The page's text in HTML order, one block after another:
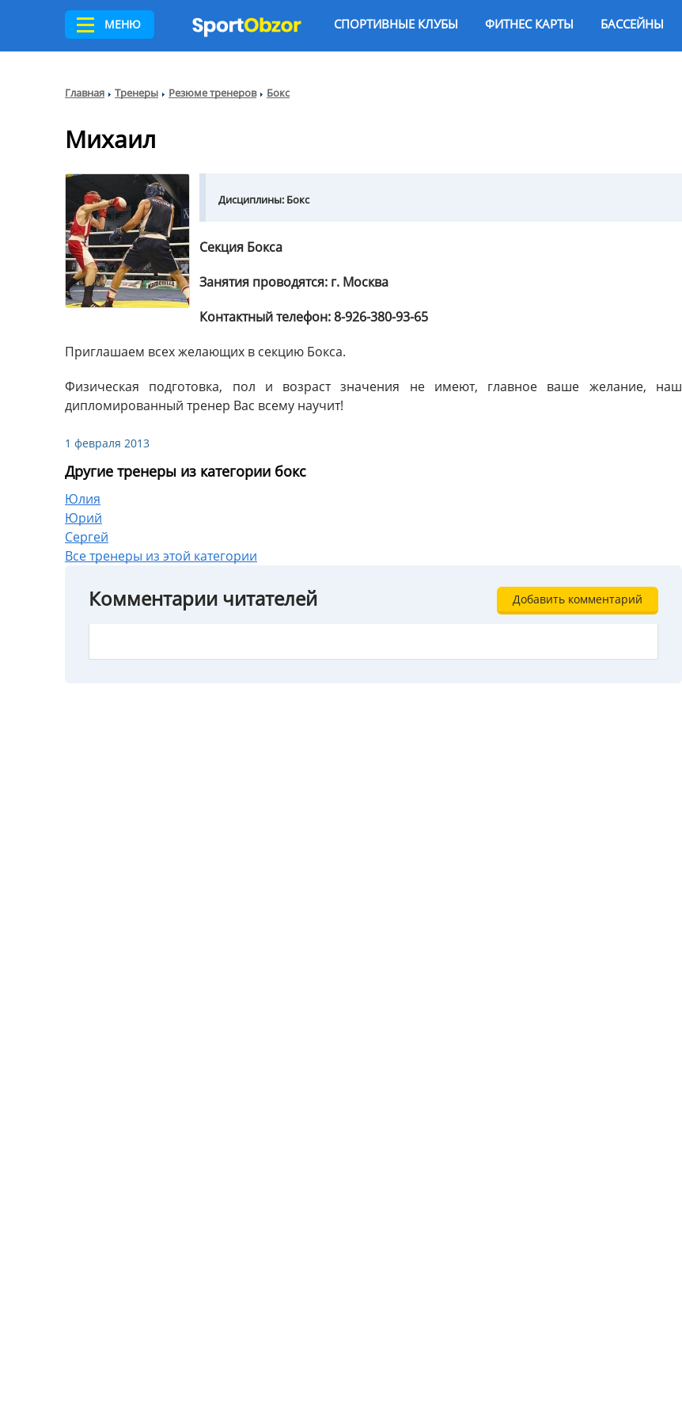
МЕНЮ СПОРТИВНЫЕ КЛУБЫ ФИТНЕС КАРТЫ БАССЕЙНЫ
Главная Тренеры Резюме тренеров Бокс
Михаил
Дисциплины: Бокс
Секция Бокса
Занятия проводятся: г. Москва
Контактный телефон: 8-926-380-93-65
Приглашаем всех желающих в секцию Бокса.
Физическая подготовка, пол и возраст значения не имеют, главное ваше желание, наш
дипломированный тренер Вас всему научит!
1 февраля 2013
Другие тренеры из категории бокс
Юлия
Юрий
Сергей
Все тренеры из этой категории
Комментарии читателей Добавить комментарий